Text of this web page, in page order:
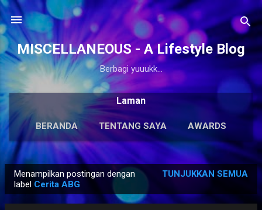
Langsung ke konten utama
MISCELLANEOUS - A Lifestyle Blog
Berbagi yuuukk...
Laman
BERANDA TENTANG SAYA AWARDS
ANTOLOGI LAINNYA… KARYA SOLO
o
Menampilkan postingan dengan
label Cerita ABG
TUNJUKKAN SEMUA